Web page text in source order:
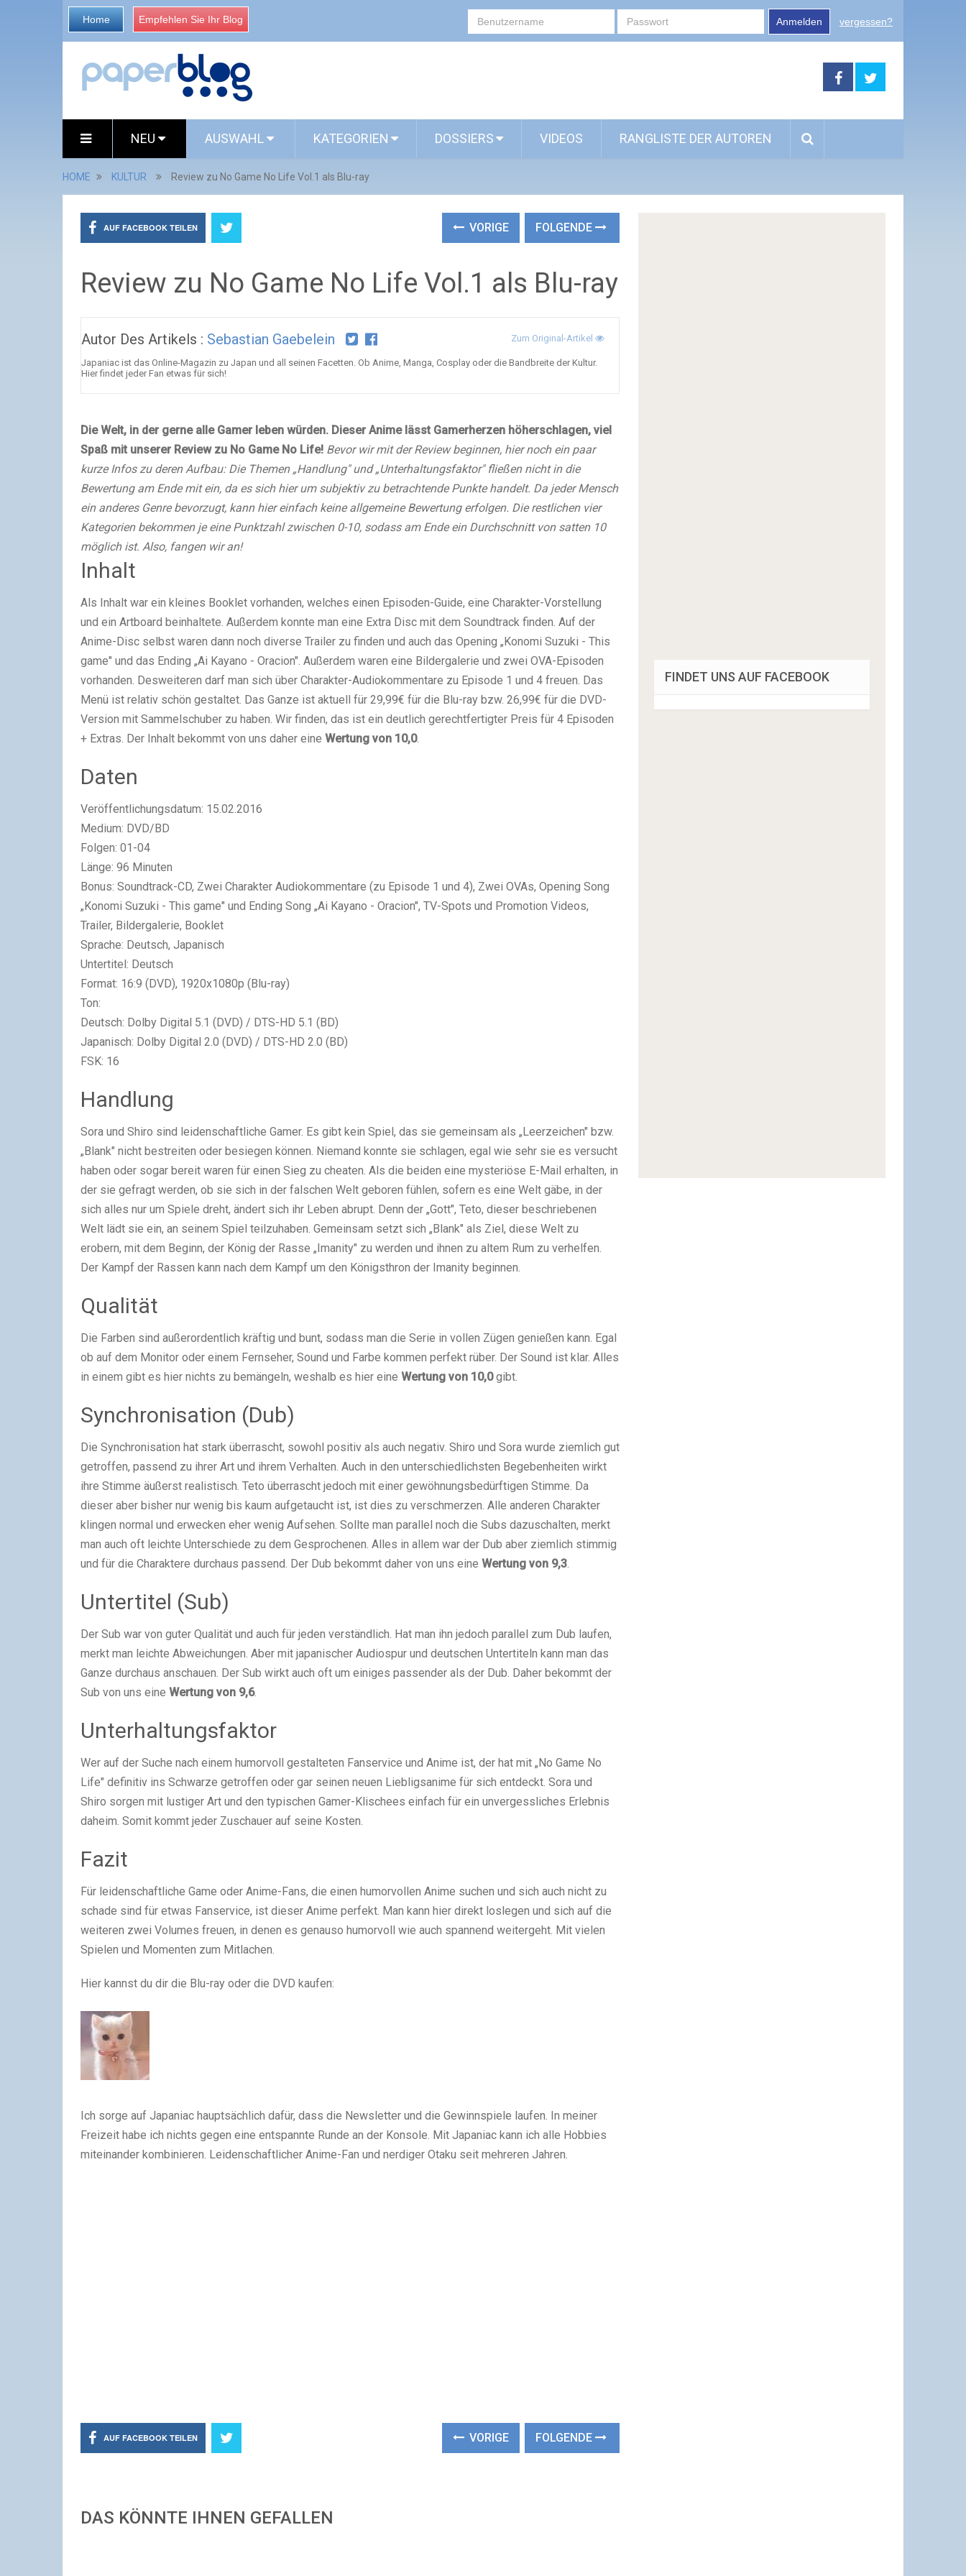
Home Empfehlen Sie Ihr Blog Anmelden vergessen?
NEU AUSWAHL KATEGORIEN DOSSIERS VIDEOS RANGLISTE DER AUTOREN
HOME KULTUR Review zu No Game No Life Vol.1 als Blu-ray
AUF FACEBOOK TEILEN VORIGE FOLGENDE
Review zu No Game No Life Vol.1 als Blu-ray
Autor Des Artikels : Sebastian Gaebelein Zum Original-Artikel
Japaniac ist das Online-Magazin zu Japan und all seinen Facetten. Ob Anime, Manga, Cosplay oder die Bandbreite der Kultur.
Hier findet jeder Fan etwas für sich!
Die Welt, in der gerne alle Gamer leben würden. Dieser Anime lässt Gamerherzen höherschlagen, viel
Spaß mit unserer Review zu No Game No Life! Bevor wir mit der Review beginnen, hier noch ein paar
kurze Infos zu deren Aufbau: Die Themen „Handlung" und „Unterhaltungsfaktor" fließen nicht in die
Bewertung am Ende mit ein, da es sich hier um subjektiv zu betrachtende Punkte handelt. Da jeder Mensch
ein anderes Genre bevorzugt, kann hier einfach keine allgemeine Bewertung erfolgen. Die restlichen vier
Kategorien bekommen je eine Punktzahl zwischen 0-10, sodass am Ende ein Durchschnitt von satten 10
möglich ist. Also, fangen wir an!
Inhalt
Als Inhalt war ein kleines Booklet vorhanden, welches einen Episoden-Guide, eine Charakter-Vorstellung
und ein Artboard beinhaltete. Außerdem konnte man eine Extra Disc mit dem Soundtrack finden. Auf der
Anime-Disc selbst waren dann noch diverse Trailer zu finden und auch das Opening „Konomi Suzuki - This
game" und das Ending „Ai Kayano - Oracion". Außerdem waren eine Bildergalerie und zwei OVA-Episoden
vorhanden. Desweiteren darf man sich über Charakter-Audiokommentare zu Episode 1 und 4 freuen. Das
Menü ist relativ schön gestaltet. Das Ganze ist aktuell für 29,99€ für die Blu-ray bzw. 26,99€ für die DVD-
Version mit Sammelschuber zu haben. Wir finden, das ist ein deutlich gerechtfertigter Preis für 4 Episoden
+ Extras. Der Inhalt bekommt von uns daher eine Wertung von 10,0.
Daten
Veröffentlichungsdatum: 15.02.2016
Medium: DVD/BD
Folgen: 01-04
Länge: 96 Minuten
Bonus: Soundtrack-CD, Zwei Charakter Audiokommentare (zu Episode 1 und 4), Zwei OVAs, Opening Song
„Konomi Suzuki - This game" und Ending Song „Ai Kayano - Oracion", TV-Spots und Promotion Videos,
Trailer, Bildergalerie, Booklet
Sprache: Deutsch, Japanisch
Untertitel: Deutsch
Format: 16:9 (DVD), 1920x1080p (Blu-ray)
Ton:
Deutsch: Dolby Digital 5.1 (DVD) / DTS-HD 5.1 (BD)
Japanisch: Dolby Digital 2.0 (DVD) / DTS-HD 2.0 (BD)
FSK: 16
Handlung
Sora und Shiro sind leidenschaftliche Gamer. Es gibt kein Spiel, das sie gemeinsam als „Leerzeichen" bzw.
„Blank" nicht bestreiten oder besiegen können. Niemand konnte sie schlagen, egal wie sehr sie es versucht
haben oder sogar bereit waren für einen Sieg zu cheaten. Als die beiden eine mysteriöse E-Mail erhalten, in
der sie gefragt werden, ob sie sich in der falschen Welt geboren fühlen, sofern es eine Welt gäbe, in der
sich alles nur um Spiele dreht, ändert sich ihr Leben abrupt. Denn der „Gott", Teto, dieser beschriebenen
Welt lädt sie ein, an seinem Spiel teilzuhaben. Gemeinsam setzt sich „Blank" als Ziel, diese Welt zu
erobern, mit dem Beginn, der König der Rasse „Imanity" zu werden und ihnen zu altem Rum zu verhelfen.
Der Kampf der Rassen kann nach dem Kampf um den Königsthron der Imanity beginnen.
Qualität
Die Farben sind außerordentlich kräftig und bunt, sodass man die Serie in vollen Zügen genießen kann. Egal
ob auf dem Monitor oder einem Fernseher, Sound und Farbe kommen perfekt rüber. Der Sound ist klar. Alles
in einem gibt es hier nichts zu bemängeln, weshalb es hier eine Wertung von 10,0gibt.
Synchronisation (Dub)
Die Synchronisation hat stark überrascht, sowohl positiv als auch negativ. Shiro und Sora wurde ziemlich gut
getroffen, passend zu ihrer Art und ihrem Verhalten. Auch in den unterschiedlichsten Begebenheiten wirkt
ihre Stimme äußerst realistisch. Teto überrascht jedoch mit einer gewöhnungsbedürftigen Stimme. Da
dieser aber bisher nur wenig bis kaum aufgetaucht ist, ist dies zu verschmerzen. Alle anderen Charakter
klingen normal und erwecken eher wenig Aufsehen. Sollte man parallel noch die Subs dazuschalten, merkt
man auch oft leichte Unterschiede zu dem Gesprochenen. Alles in allem war der Dub aber ziemlich stimmig
und für die Charaktere durchaus passend. Der Dub bekommt daher von uns eine Wertung von 9,3.
Untertitel (Sub)
Der Sub war von guter Qualität und auch für jeden verständlich. Hat man ihn jedoch parallel zum Dub laufen,
merkt man leichte Abweichungen. Aber mit japanischer Audiospur und deutschen Untertiteln kann man das
Ganze durchaus anschauen. Der Sub wirkt auch oft um einiges passender als der Dub. Daher bekommt der
Sub von uns eine Wertung von 9,6.
Unterhaltungsfaktor
Wer auf der Suche nach einem humorvoll gestalteten Fanservice und Anime ist, der hat mit „No Game No
Life" definitiv ins Schwarze getroffen oder gar seinen neuen Liebligsanime für sich entdeckt. Sora und
Shiro sorgen mit lustiger Art und den typischen Gamer-Klischees einfach für ein unvergessliches Erlebnis
daheim. Somit kommt jeder Zuschauer auf seine Kosten.
Fazit
Für leidenschaftliche Game oder Anime-Fans, die einen humorvollen Anime suchen und sich auch nicht zu
schade sind für etwas Fanservice, ist dieser Anime perfekt. Man kann hier direkt loslegen und sich auf die
weiteren zwei Volumes freuen, in denen es genauso humorvoll wie auch spannend weitergeht. Mit vielen
Spielen und Momenten zum Mitlachen.
Hier kannst du dir die Blu-ray oder die DVD kaufen:
Ich sorge auf Japaniac hauptsächlich dafür, dass die Newsletter und die Gewinnspiele laufen. In meiner
Freizeit habe ich nichts gegen eine entspannte Runde an der Konsole. Mit Japaniac kann ich alle Hobbies
miteinander kombinieren. Leidenschaftlicher Anime-Fan und nerdiger Otaku seit mehreren Jahren.
AUF FACEBOOK TEILEN VORIGE FOLGENDE
DAS KÖNNTE IHNEN GEFALLEN
FINDET UNS AUF FACEBOOK